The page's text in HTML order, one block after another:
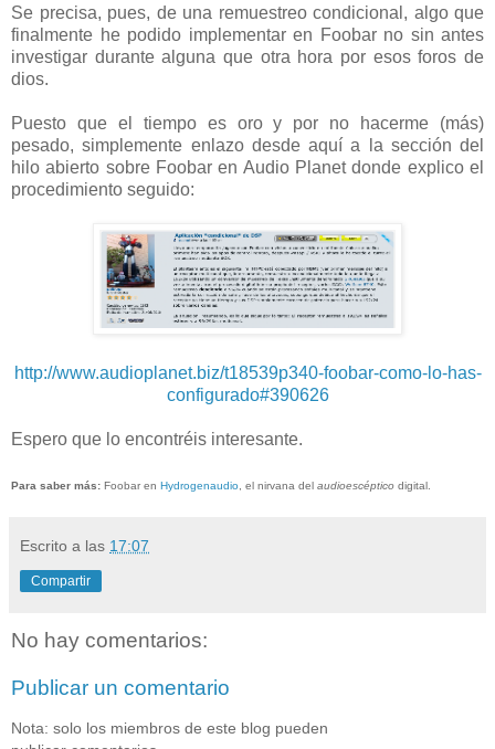
Se precisa, pues, de una remuestreo condicional, algo que
finalmente he podido implementar en Foobar no sin antes
investigar durante alguna que otra hora por esos foros de
dios.
Puesto que el tiempo es oro y por no hacerme (más)
pesado, simplemente enlazo desde aquí a la sección del
hilo abierto sobre Foobar en Audio Planet donde explico el
procedimiento seguido:
http://www.audioplanet.biz/t18539p340-foobar-como-lo-has-
configurado#390626
Espero que lo encontréis interesante.
Para saber más: Foobar en Hydrogenaudio , el nirvana del audioescéptico digital.
Escrito a las 17:07
Compartir
No hay comentarios:
Publicar un comentario
Nota: solo los miembros de este blog pueden